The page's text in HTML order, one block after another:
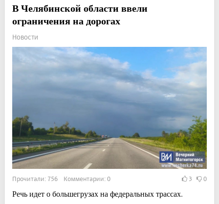
В Челябинской области ввели
ограничения на дорогах
Новости
Прочитали: 756 Комментарии: 0 3 0
Речь идет о большегрузах на федеральных трассах.